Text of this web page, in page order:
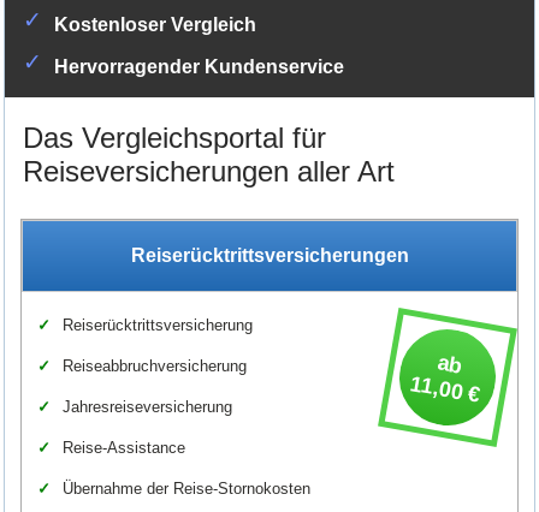
✓ Kostenloser Vergleich
✓ Hervorragender Kundenservice
Das Vergleichsportal für
Reiseversicherungen aller Art
Reiserücktrittsversicherungen
Reiserücktrittsversicherung
Reiseabbruchversicherung
Jahresreiseversicherung
Reise-Assistance
Übernahme der Reise-Stornokosten
ab
11,00 €